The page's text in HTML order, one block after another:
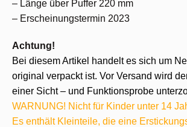
– Länge über Puffer 220 mm
– Erscheinungstermin 2023
Achtung!
Bei diesem Artikel handelt es sich um
original verpackt ist. Vor Versand wird
einer Sicht – und Funktionsprobe
WARNUNG! Nicht für Kinder unter 14
Es enthält Kleinteile, die eine